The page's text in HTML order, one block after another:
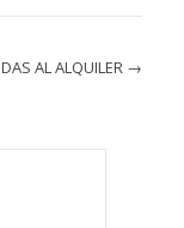
AL ALQUILER →